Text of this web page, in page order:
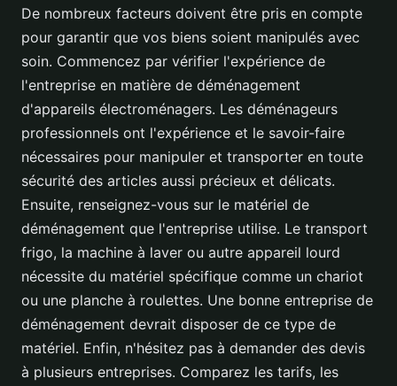
De nombreux facteurs doivent être pris en compte
pour garantir que vos biens soient manipulés avec
soin. Commencez par vérifier l'expérience de
l'entreprise en matière de déménagement
d'appareils électroménagers. Les déménageurs
professionnels ont l'expérience et le savoir-faire
nécessaires pour manipuler et transporter en toute
sécurité des articles aussi précieux et délicats.
Ensuite, renseignez-vous sur le matériel de
déménagement que l'entreprise utilise. Le transport
frigo, la machine à laver ou autre appareil lourd
nécessite du matériel spécifique comme un chariot
ou une planche à roulettes. Une bonne entreprise de
déménagement devrait disposer de ce type de
matériel. Enfin, n'hésitez pas à demander des devis
à plusieurs entreprises. Comparez les tarifs, les